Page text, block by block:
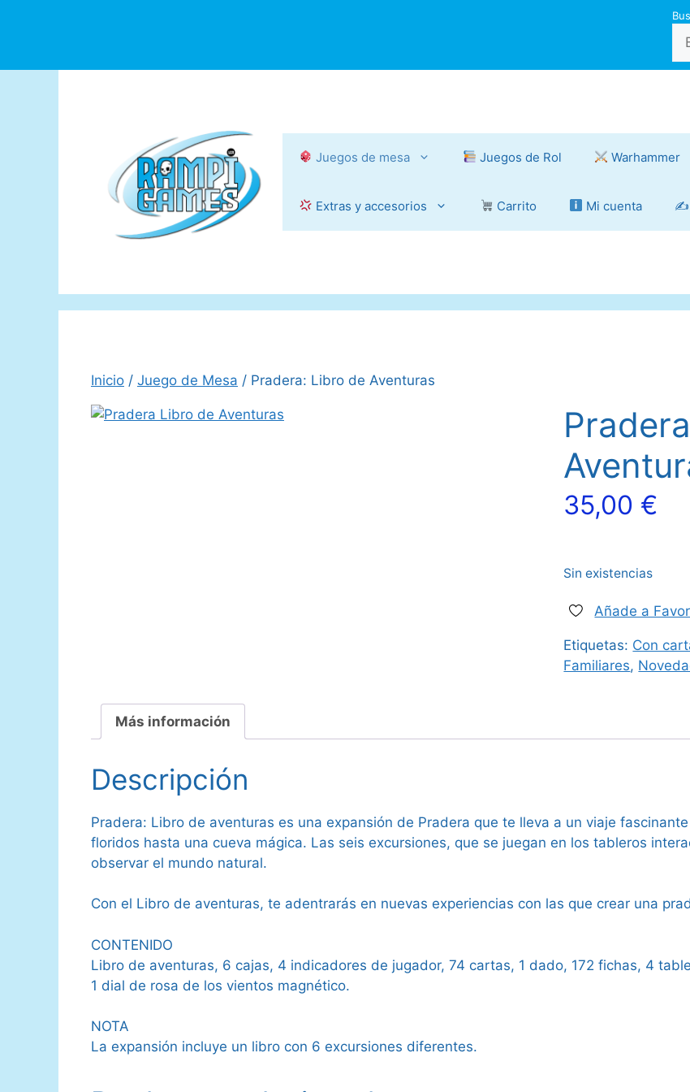
Juegos de mesa Juegos de Rol Warhammer
Extras y accesorios Carrito Mi cuenta ✍️
Inicio / Juego de Mesa / Pradera: Libro de Aventuras
35,00 €
Sin existencias
Añade a
Etiquetas: Con
Familiares,
Más información
Descripción
Pradera: Libro de aventuras es una expansión de Pradera que te lleva a un viaje
floridos hasta una cueva mágica. Las seis excursiones, que se juegan en los tableros
observar el mundo natural.
Con el Libro de aventuras, te adentrarás en nuevas experiencias con las que crear una
CONTENIDO
Libro de aventuras, 6 cajas, 4 indicadores de jugador, 74 cartas, 1 dado, 172 fichas, 4
1 dial de rosa de los vientos magnético.
NOTA
La expansión incluye un libro con 6 excursiones diferentes.